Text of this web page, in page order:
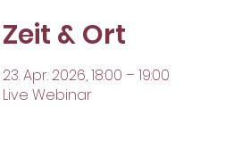
Zeit & Ort
23. Apr. 2026, 18:00 – 19:00
Live Webinar